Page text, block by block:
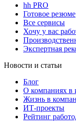
hh PRO
Готовое резюме
Все сервисы
Хочу у вас
Экспертная
Новости и статьи
Блог
О компаниях в
Жизнь в
ИТ-проекты
Рейтинг